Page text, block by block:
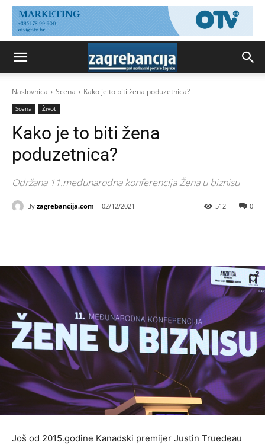
Naslovnica Scena Kako je to biti žena poduzetnica?
Scena Život
Kako je to biti žena
poduzetnica?
Održana 11.međunarodna konferencija Žena u biznisu
By zagrebancija.com 02/12/2021 0
512
Još od 2015.godine Kanadski premijer Justin Truedeau